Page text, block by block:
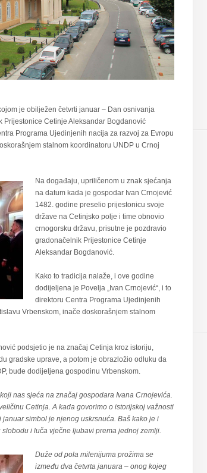
je obilježen četvrti januar – Dan osnivanja
Prijestonice Cetinje Aleksandar Bogdanović
Programa Ujedinjenih nacija za razvoj za Evropu
stalnom koordinatoru UNDP u Crnoj
Na događaju, upriličenom u znak sjećanja
na datum kada je gospodar Ivan Crnojević
1482. godine preselio prijestonicu svoje
države na Cetinjsko polje i time obnovio
crnogorsku državu, prisutne je pozdravio
gradonačelnik Prijestonice Cetinje
Aleksandar Bogdanović.
Kako to tradicija nalaže, i ove godine
dodijeljena je Povelja „Ivan Crnojević“, i to
direktoru Centra Programa Ujedinjenih
Vrbenskom, inače doskorašnjem stalnom
podsjetio je na značaj Cetinja kroz istoriju,
gradske uprave, a potom je obrazložio odluku da
bude dodijeljena gospodinu Vrbenskom.
nas sjeća na značaj gospodara Ivana Crnojevića.
Cetinja. A kada govorimo o istorijskoj važnosti
simbol je njenog uskrsnuća. Baš kako je i
i luča vječne ljubavi prema jednoj zemlji.
Duže od pola milenijuma prožima se
između dva četvrta januara – onog kojeg